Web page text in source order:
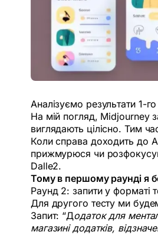
Аналізуємо результати 1-
На мій погляд, Midjourney
виглядають цілісно. Тим
Коли справа доходить до
прижмурюся чи
Dalle2.
Тому в першому раунді я
Раунд 2: запити у форматі
Для другого тесту ми
Запит: “Додаток для
магазині додатків,